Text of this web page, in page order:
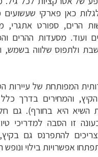
כאן פארקי שעשועים
הרים, ספורט אתגרי,
ועוד. מסעדות ההרים
ולתפוס שלווה בשמש,
המפותחת של עיירות
והמחירים בדרך כלל
השיא היא בחורף). גם
זו הסבה למדריכי
להתפרנס גם
אפשרויות בילוי